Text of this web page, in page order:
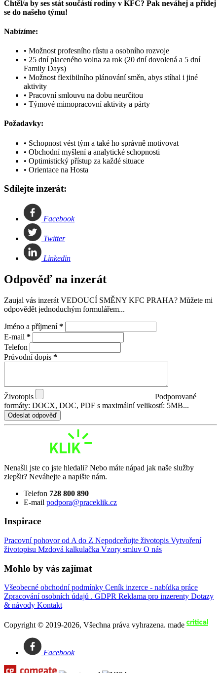
Chtěl/a by ses stát součástí rodiny v KFC? Pak neváhej a přidej
se do našeho týmu!
Nabízíme:
• Možnost profesního růstu a osobního rozvoje
• 25 dní placeného volna za rok (20 dní dovolená a 5 dní
Family Days)
• Možnost flexibilního plánování směn, abys stíhal i jiné
aktivity
• Pracovní smlouvu na dobu neurčitou
• Týmové mimopracovní aktivity a párty
Požadavky:
• Schopnost vést tým a také ho správně motivovat
• Obchodní myšlení a analytické schopnosti
• Optimistický přístup za každé situace
• Orientace na Hosta
Sdílejte inzerát:
Facebook
Twitter
Linkedin
Odpověď na inzerát
Zaujal vás inzerát VEDOUCÍ SMĚNY KFC PRAHA? Můžete mi
odpovědět jednoduchým formulářem...
Jméno a příjmení*
E-mail *
Telefon
Průvodní dopis *
Životopis
Podporované
formáty: DOCX, DOC, PDF s maximální velikostí: 5MB...
Odeslat odpověď
Nenašli jste co jste hledali? Nebo máte nápad jak naše služby
zlepšit? Neváhejte a napište nám.
Telefon 728 800 890
E-mail podpora@praceklik.cz
Inspirace
Pracovní pohovor od A do Z Nepodceňujte životopis Vytvoření
životopisu Mzdová kalkulačka Vzory smluv O nás
Mohlo by vás zajímat
Všeobecné obchodní podmínky Ceník inzerce - nabídka práce
Zpracování osobních údajů . GDPR Reklama pro inzerenty Dotazy
& návody Kontakt
Copyright © 2019-2026, Všechna práva vyhrazena. made
Facebook